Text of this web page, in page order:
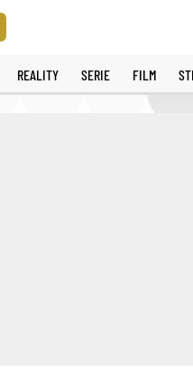
REALITY SERIE FILM